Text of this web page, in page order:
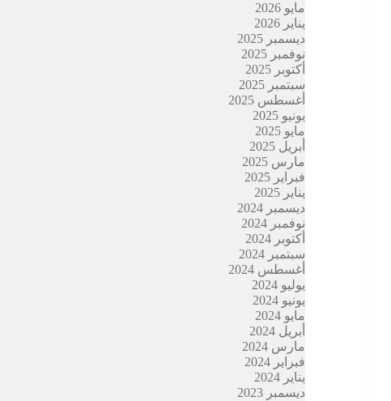
مايو 2026
يناير 2026
ديسمبر 2025
نوفمبر 2025
أكتوبر 2025
سبتمبر 2025
أغسطس 2025
يونيو 2025
مايو 2025
أبريل 2025
مارس 2025
فبراير 2025
يناير 2025
ديسمبر 2024
نوفمبر 2024
أكتوبر 2024
سبتمبر 2024
أغسطس 2024
يوليو 2024
يونيو 2024
مايو 2024
أبريل 2024
مارس 2024
فبراير 2024
يناير 2024
ديسمبر 2023